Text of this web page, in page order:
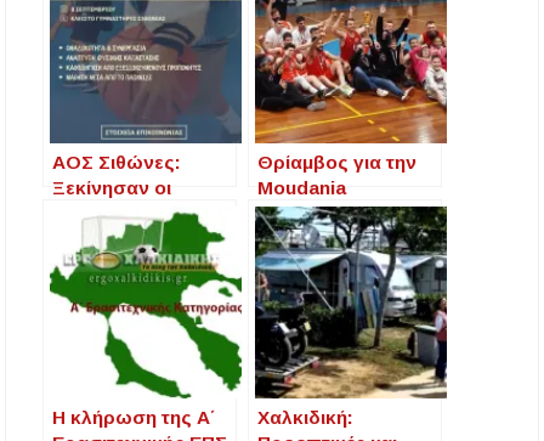
ΑΟΣ Σιθώνες:
Ξεκίνησαν οι
εγγραφές για τη
νέα σεζόν 2025-
2026
Θρίαμβος για την
Moudania
Basketball
Academy:
Πρωταθλήτρια
Χαλκιδικής και
Άνοδος στη Γ’
Εθνική!
Η κλήρωση της Α΄
Χαλκιδική: